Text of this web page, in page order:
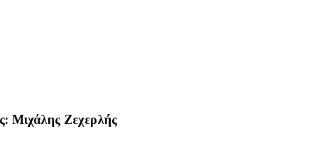
Μιχάλης Ζεχερλής